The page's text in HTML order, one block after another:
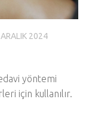
2024
yöntemi
için kullanılır.